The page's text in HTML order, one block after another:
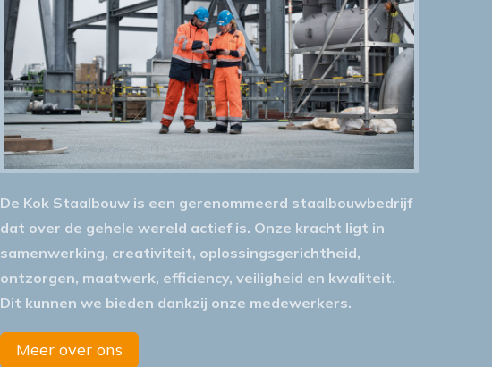
De Kok Staalbouw is een gerenommeerd staalbouwbedrijf
dat over de gehele wereld actief is. Onze kracht ligt in
samenwerking, creativiteit, oplossingsgerichtheid,
ontzorgen, maatwerk, efficiency, veiligheid en kwaliteit.
Dit kunnen we bieden dankzij onze medewerkers.
Meer over ons